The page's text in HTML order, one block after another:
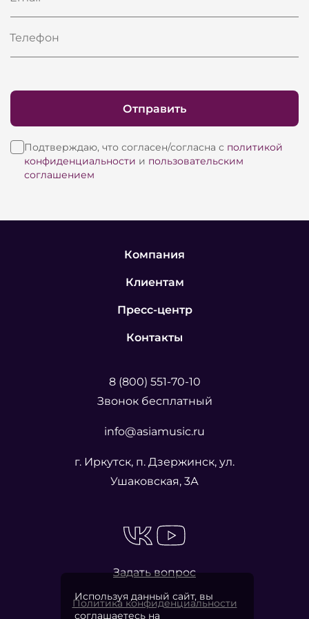
Телефон
Подтверждаю, что согласен/согласна с политикой
конфиденциальности и пользовательским
соглашением
Отправить
Компания
Клиентам
Пресс-центр
Контакты
8 (800) 551-70-10
Звонок бесплатный
info@asiamusic.ru
г. Иркутск, п. Дзержинск, ул.
Ушаковская, 3А
Задать вопрос
Политика конфиденциальности
Используя данный сайт, вы
соглашаетесь на